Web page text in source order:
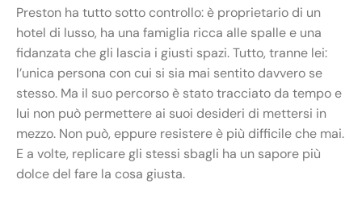
Preston ha tutto sotto controllo: è proprietario di un
hotel di lusso, ha una famiglia ricca alle spalle e una
fidanzata che gli lascia i giusti spazi. Tutto, tranne lei:
l’unica persona con cui si sia mai sentito davvero se
stesso. Ma il suo percorso è stato tracciato da tempo e
lui non può permettere ai suoi desideri di mettersi in
mezzo. Non può, eppure resistere è più difficile che mai.
E a volte, replicare gli stessi sbagli ha un sapore più
dolce del fare la cosa giusta.